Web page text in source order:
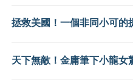
拯救美國！一個非同小可的
天下無敵！金庸筆下小龍女